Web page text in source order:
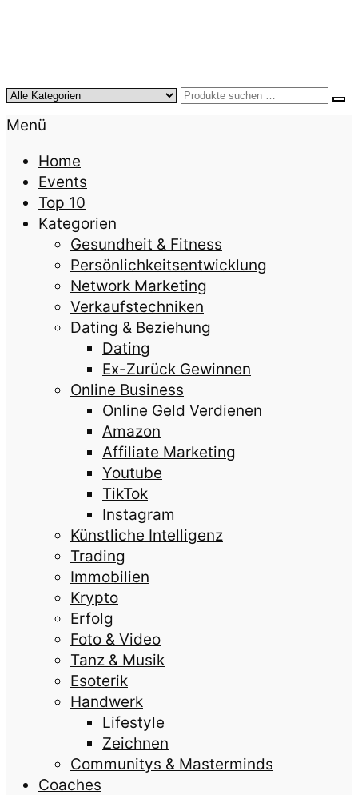
KursTipps.de
Weil Weiterbildung die beste Investition für mehr
Lebensqualität ist.
Menü
Home
Events
Top 10
Kategorien
Gesundheit & Fitness
Persönlichkeitsentwicklung
Network Marketing
Verkaufstechniken
Dating & Beziehung
Dating
Ex-Zurück Gewinnen
Online Business
Online Geld Verdienen
Amazon
Affiliate Marketing
Youtube
TikTok
Instagram
Künstliche Intelligenz
Trading
Immobilien
Krypto
Erfolg
Foto & Video
Tanz & Musik
Esoterik
Handwerk
Lifestyle
Zeichnen
Communitys & Masterminds
Coaches